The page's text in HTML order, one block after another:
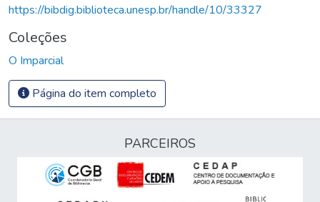
https://bibdig.biblioteca.unesp.br/handle/10/33327
Coleções
O Imparcial
Página do item completo
PARCEIROS